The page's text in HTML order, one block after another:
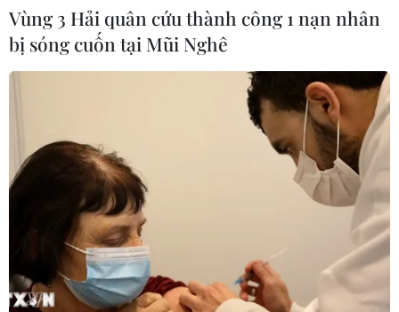
Vòng loại 2 FIFA World Cup 2026: Cơ hội
không còn với Đội tuyển Việt Nam
26/03/2024 14:59
Nếu muốn đi tiếp, Đội tuyển Việt Nam buộc phải giành
Vùng 3 Hải quân cứu thành công 1 nạn nhân
bị sóng cuốn tại Mũi Nghê